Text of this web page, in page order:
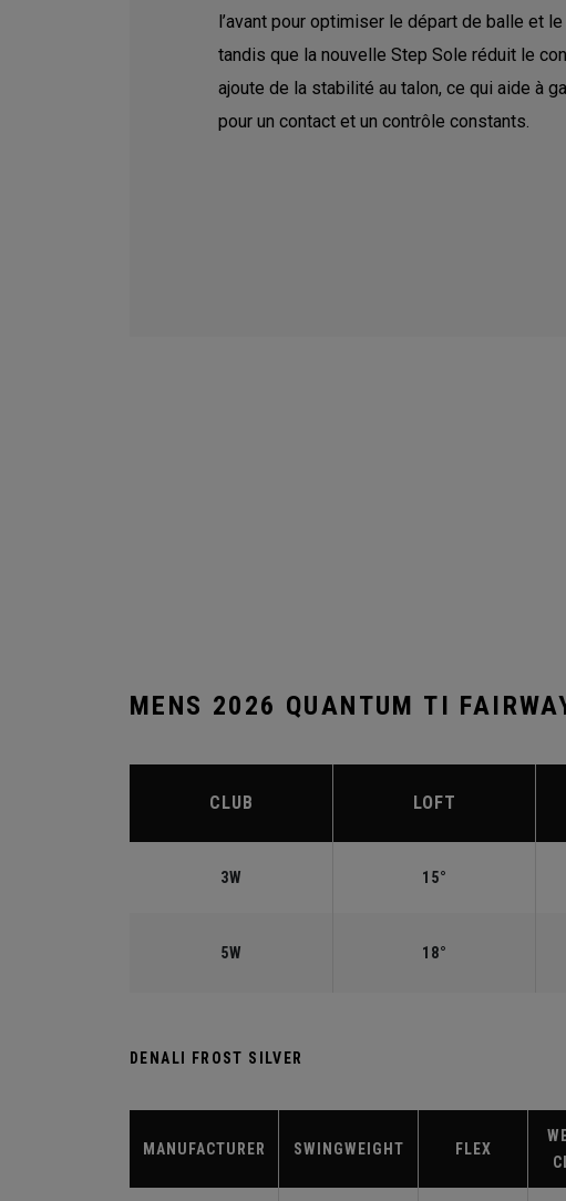
l’avant pour optimiser le départ de balle et
tandis que la nouvelle Step Sole réduit le
ajoute de la stabilité au talon, ce qui aide à
pour un contact et un contrôle constants.
MENS 2026 QUANTUM TI
CLUB LOFT
3W 15°
5W 18°
DENALI FROST SILVER
MANUFACTURER SWINGWEIGHT FLEX